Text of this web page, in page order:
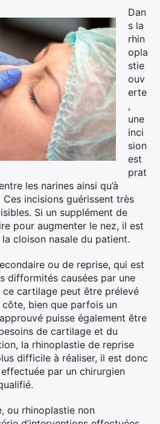
Dan
s la
rhin
opla
stie
ouv
erte
,
une
inci
sion
est
prat
les narines ainsi qu’à
Ces incisions guérissent très
Si un supplément de
pour augmenter le nez, il est
cloison nasale du patient.
ou de reprise, qui est
difformités causées par une
ce cartilage peut être prélevé
bien que parfois un
puisse également être
de cartilage et du
la rhinoplastie de reprise
difficile à réaliser, il est donc
par un chirurgien
ou rhinoplastie non